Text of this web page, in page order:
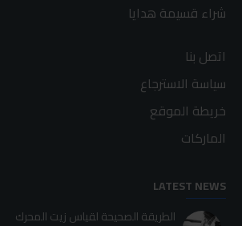
شراء قسيمة هدايا
اتصل بنا
سياسة الاسترجاع
خريطة الموقع
الماركات
LATEST NEWS
الطريقة الصحيحة لقياس زيت المحرك